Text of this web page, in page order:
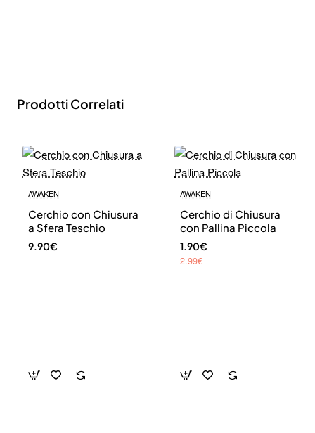
Prodotti Correlati
AWAKEN
Cerchio con Chiusura
a Sfera Teschio
9.90€
AWAKEN
Cerchio di Chiusura
con Pallina Piccola
1.90€
2.99€